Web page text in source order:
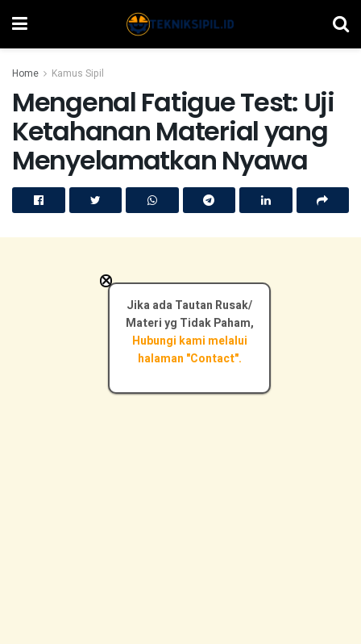
Home Kamus Sipil
Mengenal Fatigue Test: Uji
Ketahanan Material yang
Menyelamatkan Nyawa
Jika ada Tautan Rusak/
Materi yg Tidak Paham,
Hubungi kami melalui
halaman "Contact".
×